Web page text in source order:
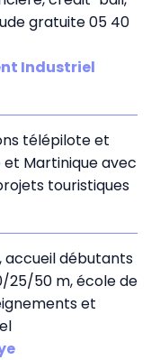
gratuite 05 40
Industriel
télépilote et
Martinique avec
touristiques
accueil débutants
25/50 m, école de
et